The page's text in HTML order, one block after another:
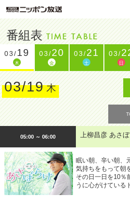
番組表
03/19
木
03/20
金
03/21
土
03/
日
03/19 木
05:00 ～ 06:00 上柳昌彦 あさ
眠い朝、辛い朝、
気持ちをもって朝
その日一日を10％
うに心がけている